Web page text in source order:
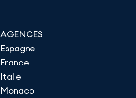
AGENCES
Espagne
France
Italie
Monaco